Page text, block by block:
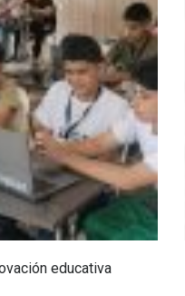
educativa